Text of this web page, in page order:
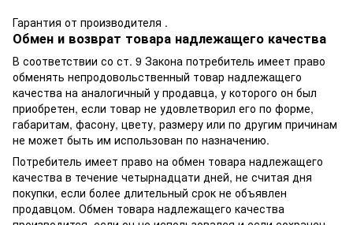
Гарантия от производителя .
Обмен и возврат товара надлежащего качества
В соответствии со ст. 9 Закона потребитель имеет право
обменять непродовольственный товар надлежащего
качества на аналогичный у продавца, у которого он был
приобретен, если товар не удовлетворил его по форме,
габаритам, фасону, цвету, размеру или по другим причинам
не может быть им использован по назначению.
Потребитель имеет право на обмен товара надлежащего
качества в течение четырнадцати дней, не считая дня
покупки, если более длительный срок не объявлен
продавцом. Обмен товара надлежащего качества